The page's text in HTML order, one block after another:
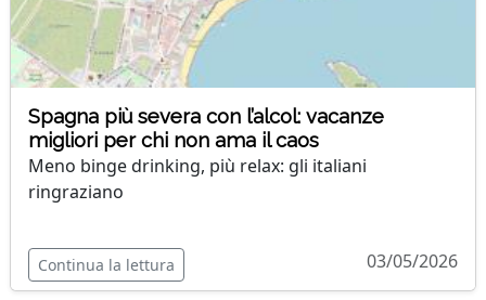
Spagna più severa con l’alcol: vacanze
migliori per chi non ama il caos
Meno binge drinking, più relax: gli italiani
ringraziano
Continua la lettura 03/05/2026